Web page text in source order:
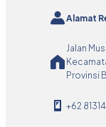
Alamat
Jalan
Provinsi
+62